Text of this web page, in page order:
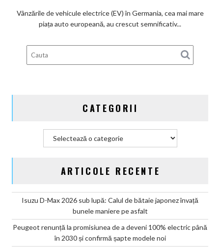
din
Germania
Vânzările de vehicule electrice (EV) în Germania, cea mai mare
piața auto europeană, au crescut semnificativ...
CATEGORII
ARTICOLE RECENTE
Isuzu D-Max 2026 sub lupă: Calul de bătaie japonez învață
bunele maniere pe asfalt
Peugeot renunță la promisiunea de a deveni 100% electric până
în 2030 și confirmă șapte modele noi